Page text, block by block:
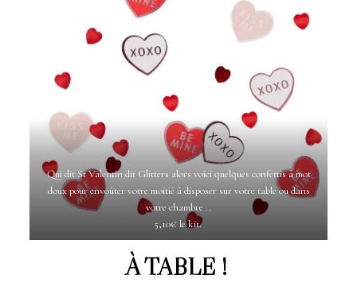
Qui dit St Valentin dit Glitters alors voici quelques confettis à mot
doux pour envoûter votre moitié à disposer sur votre table ou dans
votre chambre ..
5,10€ le kit.
À TABLE !